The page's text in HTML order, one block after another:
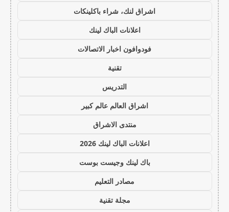
اشراق لنك، شراء باكلينكات
اعلانات الباك لينك
فودوافون اخبار الاتصالات
تقنية
التدريس
اشراق العالم عالم كبير
منتدى الاشراق
اعلانات الباك لينك 2026
باك لينك وجيست بوست
مصادر التعليم
مجلة تقنية